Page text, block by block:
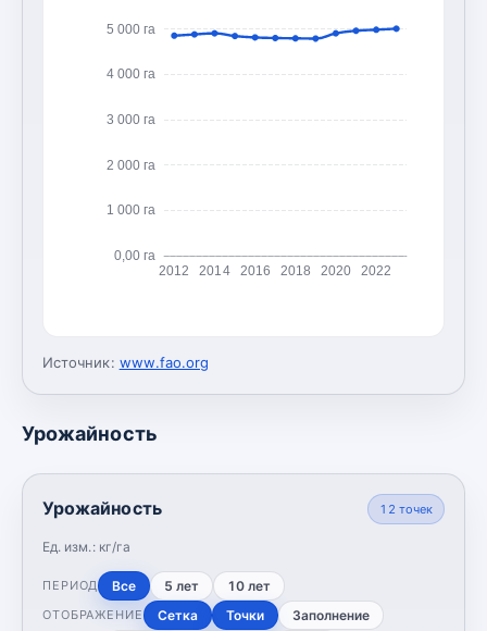
0,00 га
1 000 га
2 000 га
3 000 га
4 000 га
5 000 га
2012 2014 2016 2018 2020 2022
Источник: www.fao.org
Урожайность
Урожайность
Ед. изм.: кг/га
12 точек
ПЕРИОД Все 5 лет 10 лет
ОТОБРАЖЕНИЕ Сетка Точки Заполнение